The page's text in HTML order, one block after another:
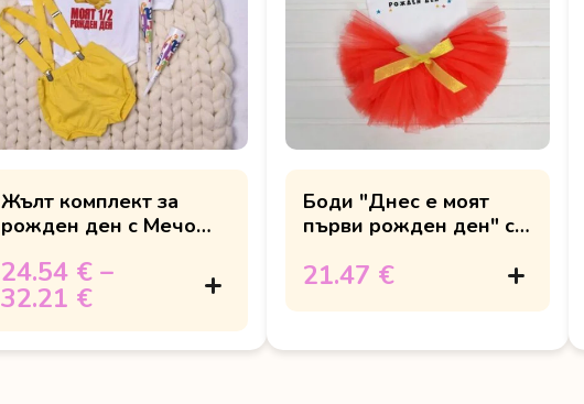
Жълт комплект за
рожден ден с Мечо
24.54 € –
32.21 €
Боди "Днес е моят
първи рожден ден" с
21.47 €